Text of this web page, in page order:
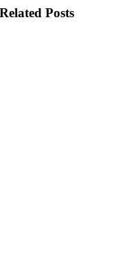
Related Posts